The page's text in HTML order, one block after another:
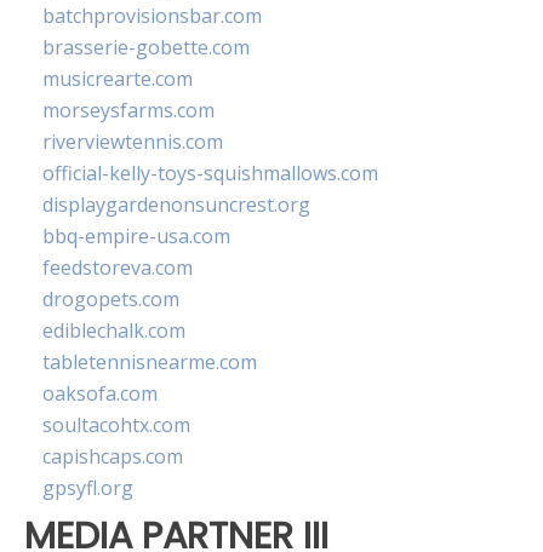
batchprovisionsbar.com
brasserie-gobette.com
musicrearte.com
morseysfarms.com
riverviewtennis.com
official-kelly-toys-squishmallows.com
displaygardenonsuncrest.org
bbq-empire-usa.com
feedstoreva.com
drogopets.com
ediblechalk.com
tabletennisnearme.com
oaksofa.com
soultacohtx.com
capishcaps.com
gpsyfl.org
MEDIA PARTNER III